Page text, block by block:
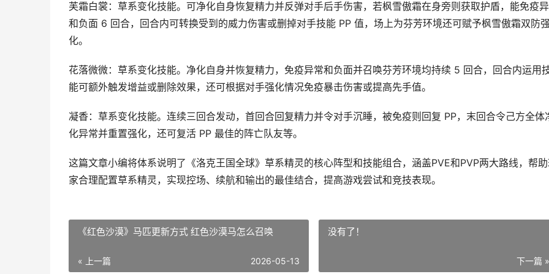
芙霜白裳：草系变化技能。可净化自身恢复精力并反弹对手后手伤害，若枫雪傲霜在身旁则获取护盾，能免疫
和负面 6 回合，回合内可转换受到的威力伤害或删掉对手技能 PP 值，场上为芬芳环境还可赋予枫雪傲霜双防强
化。
花落微微：草系变化技能。净化自身并恢复精力，免疫异常和负面并召唤芬芳环境均持续 5 回合，回合内运用
能可额外触发增益或删除效果，还可根据对手强化情况免疫暴击伤害或提高先手值。
凝香：草系变化技能。连续三回合发动，首回合回复精力并令对手沉睡，被免疫则回复 PP，末回合令己方全体
化异常并重置强化，还可复活 PP 最佳的阵亡队友等。
这篇文章小编将体系说明了《洛克王国全球》草系精灵的核心阵型和技能组合，涵盖PVE和PVP两大路线，帮
家合理配置草系精灵，实现控场、续航和输出的最佳结合，提高游戏尝试和竞技表现。
《红色沙漠》马匹更新方式 红色沙漠马怎么召唤
« 上一篇 2026-05-13
没有了！
下一篇 »